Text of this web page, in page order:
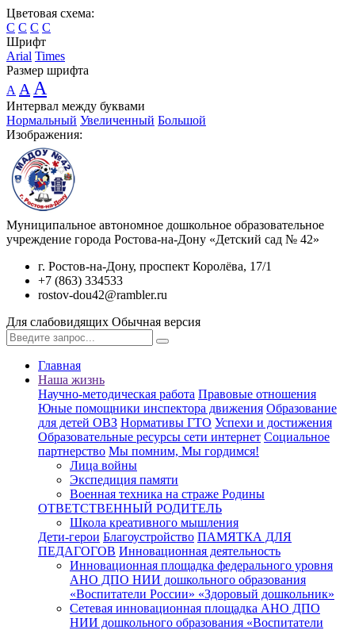
Цветовая схема:
C C C C
Шрифт
Arial Times
Размер шрифта
A A A
Интервал между буквами
Нормальный Увеличенный Большой
Изображения:
Муниципальное автономное дошкольное образовательное
учреждение города Ростова-на-Дону «Детский сад № 42»
г. Ростов-на-Дону, проспект Королёва, 17/1
+7 (863) 334533
rostov-dou42@rambler.ru
Для слабовидящих Обычная версия
Главная
Наша жизнь
Научно-методическая работа Правовые отношения
Юные помощники инспектора движения Образование
для детей ОВЗ Нормативы ГТО Успехи и достижения
Образовательные ресурсы сети интернет Социальное
партнерство Мы помним, Мы гордимся!
Лица войны
Экспедиция памяти
Военная техника на страже Родины
ОТВЕТСТВЕННЫЙ РОДИТЕЛЬ
Школа креативного мышления
Дети-герои Благоустройство ПАМЯТКА ДЛЯ
ПЕДАГОГОВ Инновационная деятельность
Инновационная площадка федерального уровня
АНО ДПО НИИ дошкольного образования
«Воспитатели России» «Здоровый дошкольник»
Сетевая инновационная площадка АНО ДПО
НИИ дошкольного образования «Воспитатели